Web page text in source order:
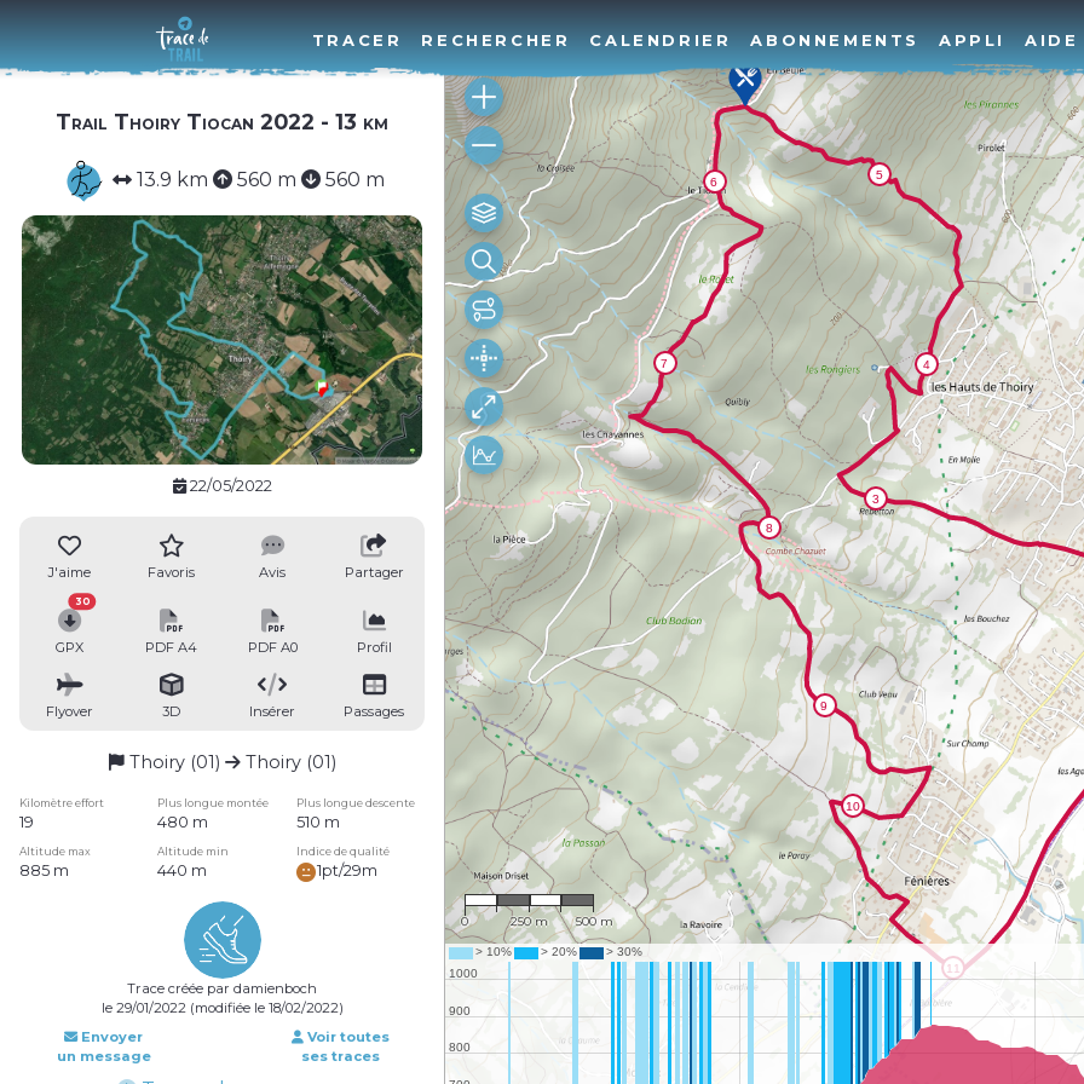
TRACER RECHERCHER CALENDRIER ABONNEMENTS APPLI AIDE
Trail Thoiry Tiocan 2022 - 13 km
13.9 km 560 m 560 m
22/05/2022
J'aime Favoris Avis Partager
GPX
30
PDF A4 PDF A0 Profil
Flyover 3D Insérer Passages
Thoiry (01) Thoiry (01)
Kilomètre effort Plus longue montée Plus longue descente
19 480 m 510 m
Altitude max Altitude min Indice de qualité
885 m 440 m 1pt/29m
Trace créée par damienboch
le 29/01/2022 (modifiée le 18/02/2022)
Envoyer
un message
Voir toutes
ses traces
1 : 16,725
0 250 m 500 m